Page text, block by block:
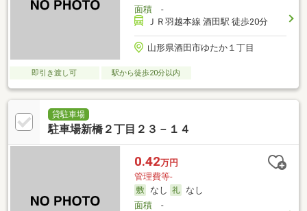
面積-
ＪＲ羽越本線 酒田駅 徒歩20分
山形県酒田市ゆたか１丁目
即引き渡し可 駅から徒歩20分以内
貸駐車場
駐車場新橋２丁目２３－１４
0.42万円
管理費等-
なし
なし
面積-